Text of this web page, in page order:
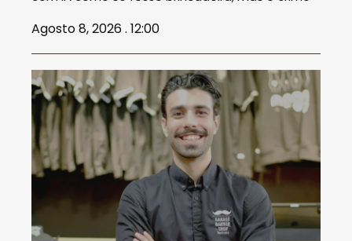
Agosto 8, 2026 . 12:00